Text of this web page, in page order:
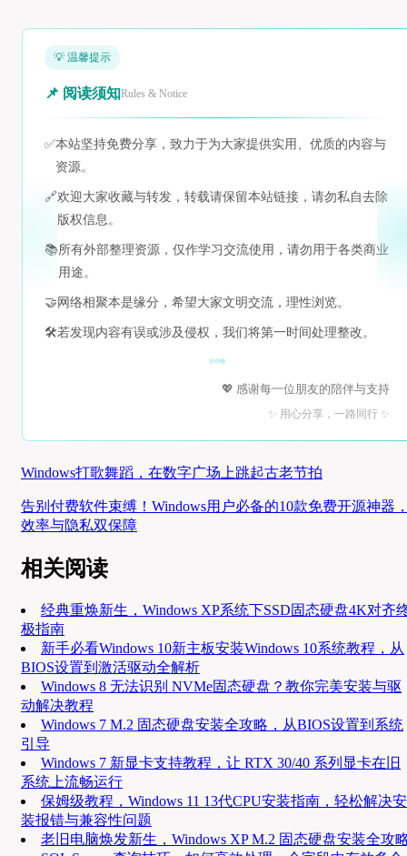
💡 温馨提示
📌 阅读须知Rules & Notice
✅本站坚持免费分享，致力于为大家提供实用、优质的内容与
资源。
🔗欢迎大家收藏与转发，转载请保留本站链接，请勿私自去除
版权信息。
📚所有外部整理资源，仅作学习交流使用，请勿用于各类商业
用途。
🤝 网络相聚本是缘分，希望大家文明交流，理性浏览。
🛠️若发现内容有误或涉及侵权，我们将第一时间处理整改。
💖 感谢每一位朋友的陪伴与支持
✨ 用心分享，一路同行 ✨
Windows打歌舞蹈，在数字广场上跳起古老节拍
告别付费软件束缚！Windows用户必备的10款免费开源神器
效率与隐私双保障
相关阅读
经典重焕新生，Windows XP系统下SSD固态硬盘4K对齐
极指南
新手必看Windows 10新主板安装Windows 10系统教程，从
BIOS设置到激活驱动全解析
Windows 8 无法识别 NVMe固态硬盘？教你完美安装与驱
动解决教程
Windows 7 M.2 固态硬盘安装全攻略，从BIOS设置到系统
引导
Windows 7 新显卡支持教程，让 RTX 30/40 系列显卡在旧
系统上流畅运行
保姆级教程，Windows 11 13代CPU安装指南，轻松解决安
装报错与兼容性问题
老旧电脑焕发新生，Windows XP M.2 固态硬盘安装全攻